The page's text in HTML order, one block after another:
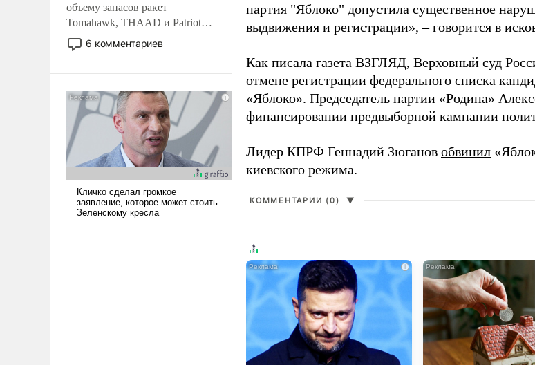
объему запасов ракет
Tomahawk, THAAD и Patriot
США потребуется более трех
лет. Даже небольшая война с
Сложившаяся ситуация
означает многолетний период
уязвимости США, например,
перед Китаем.
6 комментариев
партия "Яблоко" допустила существенное
выдвижения и регистрации», – говорится в
Как писала газета ВЗГЛЯД, Верховный суд
отмене регистрации федерального списка
«Яблоко». Председатель партии «Родина»
финансировании предвыборной кампании
Лидер КПРФ Геннадий Зюганов обвинил
киевского режима.
КОММЕНТАРИИ (0) ▼
i